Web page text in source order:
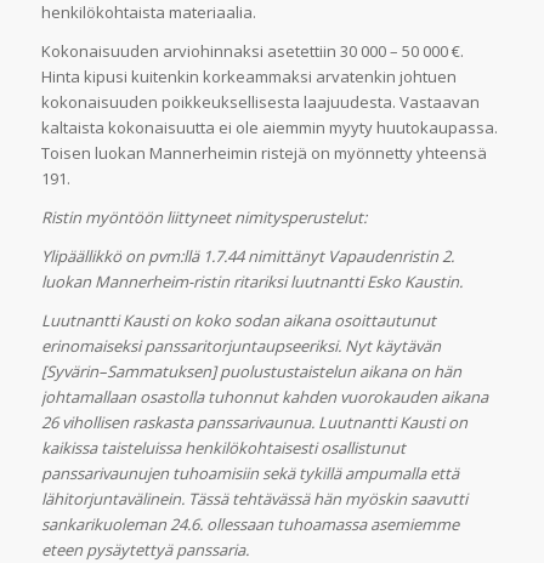
henkilökohtaista materiaalia.
Kokonaisuuden arviohinnaksi asetettiin 30 000 – 50 000 €.
Hinta kipusi kuitenkin korkeammaksi arvatenkin johtuen
kokonaisuuden poikkeuksellisesta laajuudesta. Vastaavan
kaltaista kokonaisuutta ei ole aiemmin myyty huutokaupassa.
Toisen luokan Mannerheimin ristejä on myönnetty yhteensä
191.
Ristin myöntöön liittyneet nimitysperustelut:
Ylipäällikkö on pvm:llä 1.7.44 nimittänyt Vapaudenristin 2.
luokan Mannerheim-ristin ritariksi luutnantti Esko Kaustin.
Luutnantti Kausti on koko sodan aikana osoittautunut
erinomaiseksi panssaritorjuntaupseeriksi. Nyt käytävän
[Syvärin–Sammatuksen] puolustustaistelun aikana on hän
johtamallaan osastolla tuhonnut kahden vuorokauden aikana
26 vihollisen raskasta panssarivaunua. Luutnantti Kausti on
kaikissa taisteluissa henkilökohtaisesti osallistunut
panssarivaunujen tuhoamisiin sekä tykillä ampumalla että
lähitorjuntavälinein. Tässä tehtävässä hän myöskin saavutti
sankarikuoleman 24.6. ollessaan tuhoamassa asemiemme
eteen pysäytettyä panssaria.